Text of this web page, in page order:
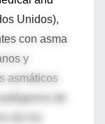
Unidos),
con asma
y
asmáticos
de